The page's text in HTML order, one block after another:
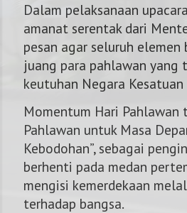
Dalam pelaksanaan
amanat serentak dari
pesan agar seluruh
juang para pahlawan yang
keutuhan Negara
Momentum Hari Pahlawan
Pahlawan untuk Masa
Kebodohan”, sebagai
berhenti pada medan
mengisi kemerdekaan
terhadap bangsa.